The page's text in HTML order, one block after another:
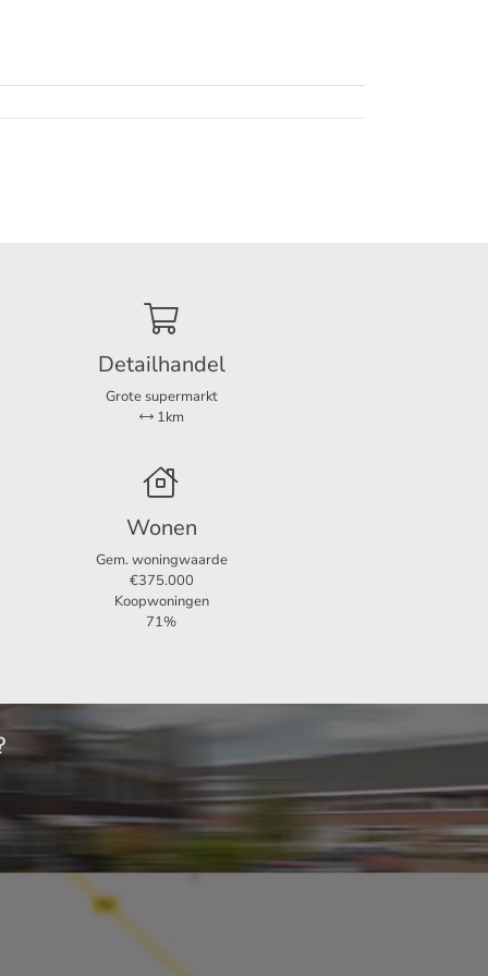
Detailhandel
Grote supermarkt
1km
Wonen
Gem. woningwaarde
€375.000
Koopwoningen
71%